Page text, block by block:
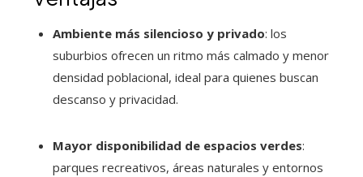
Ambiente más silencioso y privado: los
suburbios ofrecen un ritmo más calmado y menor
densidad poblacional, ideal para quienes buscan
descanso y privacidad.
Mayor disponibilidad de espacios verdes:
parques recreativos, áreas naturales y entornos